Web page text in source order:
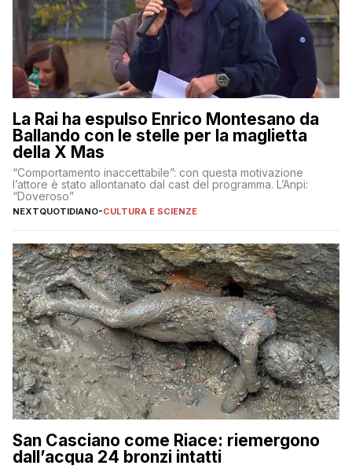
La Rai ha espulso Enrico Montesano da
Ballando con le stelle per la maglietta
della X Mas
“Comportamento inaccettabile”: con questa motivazione
l’attore è stato allontanato dal cast del programma. L’Anpi:
“Doveroso”
NEXTQUOTIDIANO-CULTURA E SCIENZE
San Casciano come Riace: riemergono
dall’acqua 24 bronzi intatti